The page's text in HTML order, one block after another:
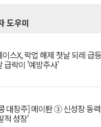
도우미
스X, 락업 해제 첫날 되레 급
급락이 '예방주사'
대장주] 메이퇀 ③ 신성장 동
적 성장'